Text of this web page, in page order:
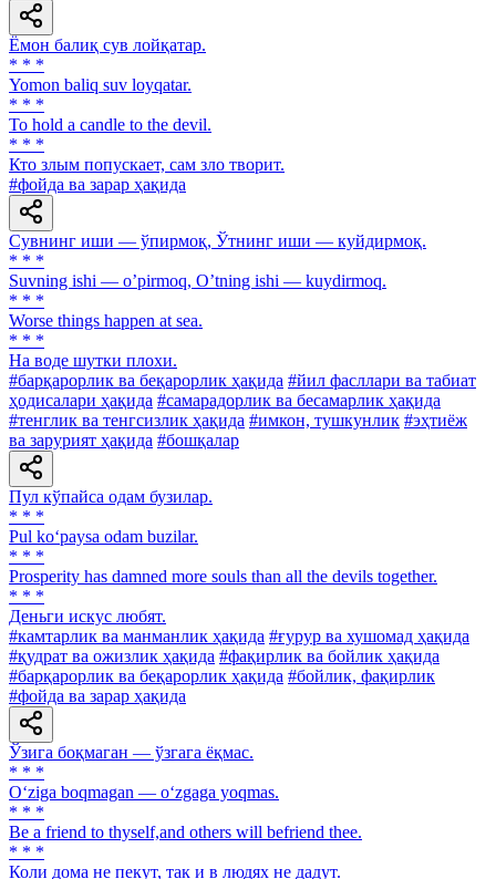
Ёмон балиқ сув лойқатар.
* * *
Yomon baliq suv loyqatar.
* * *
To hold a candle to the devil.
* * *
Кто злым попускает, сам зло творит.
#фойда ва зарар ҳақида
Сувнинг иши — ўпирмоқ, Ўтнинг иши — куйдирмоқ.
* * *
Suvning ishi — oʼpirmoq, Oʼtning ishi — kuydirmoq.
* * *
Worse things happen at sea.
* * *
Ha воде шутки плохи.
#барқарорлик ва беқарорлик ҳақида #йил фасллари ва табиат
ҳодисалари ҳақида #самарадорлик ва бесамарлик ҳақида
#тенглик ва тенгсизлик ҳақида #имкон, тушкунлик #эҳтиёж
ва зарурият ҳақида #бошқалар
Пул кўпайса одам бузилар.
* * *
Pul ko‘paysa odam buzilar.
* * *
Prosperity has damned more souls than all the devils together.
* * *
Деньги искус любят.
#камтарлик ва манманлик ҳақида #ғурур ва хушомад ҳақида
#қудрат ва ожизлик ҳақида #фақирлик ва бойлик ҳақида
#барқарорлик ва беқарорлик ҳақида #бойлик, фақирлик
#фойда ва зарар ҳақида
Ўзига боқмаган — ўзгага ёқмас.
* * *
O‘ziga boqmagan — o‘zgaga yoqmas.
* * *
Be a friend to thyself,and others will befriend thee.
* * *
Коли дома не пекут, так и в людях не дадут.